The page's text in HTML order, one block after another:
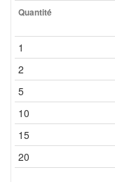
Quantité
1
2
5
10
15
20